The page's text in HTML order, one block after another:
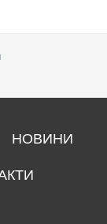
НОВИНИ